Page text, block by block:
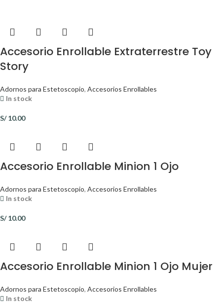
Accesorio Enrollable Extraterrestre Toy
Story
Adornos para Estetoscopio, Accesorios Enrollables
In stock
S/10.00
Accesorio Enrollable Minion 1 Ojo
Adornos para Estetoscopio, Accesorios Enrollables
In stock
S/10.00
Accesorio Enrollable Minion 1 Ojo Mujer
Adornos para Estetoscopio, Accesorios Enrollables
In stock